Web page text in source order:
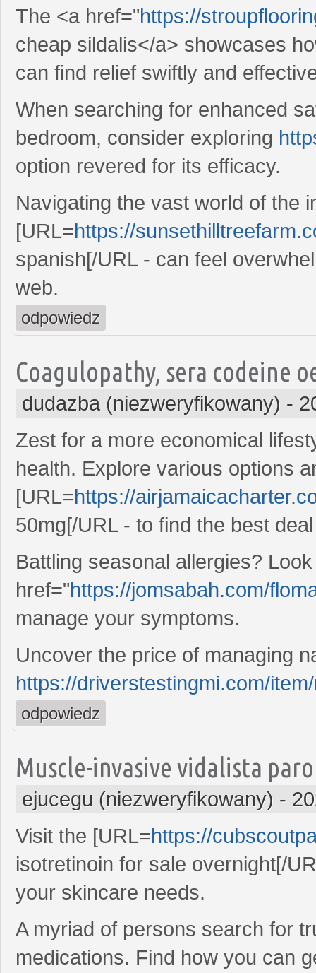
The <a href="https://
cheap sildalis</a> showcases
can find relief swiftly and
When searching for enhanced
bedroom, consider exploring
option revered for its efficacy.
Navigating the vast world of the
[URL=https://
spanish[/URL - can feel
web.
odpowiedz
Coagulopathy, sera codeine
dudazba (niezweryfikowany) -
Zest for a more economical
health. Explore various options
[URL=https://
50mg[/URL - to find the best
Battling seasonal allergies?
href="https://jomsabah.com/
manage your symptoms.
Uncover the price of managing
https://driverstestingmi.com/
odpowiedz
Muscle-invasive vidalista
ejucegu (niezweryfikowany) -
Visit the [URL=https://
isotretinoin for sale overnight[/
your skincare needs.
A myriad of persons search for
medications. Find how you can